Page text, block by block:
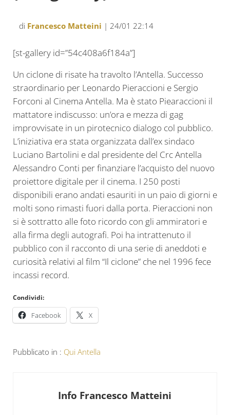
di Francesco Matteini | 24/01 22:14
[st-gallery id=”54c408a6f184a”]
Un ciclone di risate ha travolto l’Antella. Successo
straordinario per Leonardo Pieraccioni e Sergio
Forconi al Cinema Antella. Ma è stato Piearaccioni il
mattatore indiscusso: un’ora e mezza di gag
improvvisate in un pirotecnico dialogo col pubblico.
L’iniziativa era stata organizzata dall’ex sindaco
Luciano Bartolini e dal presidente del Crc Antella
Alessandro Conti per finanziare l’acquisto del nuovo
proiettore digitale per il cinema. I 250 posti
disponibili erano andati esauriti in un paio di giorni e
molti sono rimasti fuori dalla porta. Pieraccioni non
si è sottratto alle foto ricordo con gli ammiratori e
alla firma degli autografi. Poi ha intrattenuto il
pubblico con il racconto di una serie di aneddoti e
curiosità relativi al film “Il ciclone” che nel 1996 fece
incassi record.
Condividi:
Facebook X
Pubblicato in : Qui Antella
Info Francesco Matteini